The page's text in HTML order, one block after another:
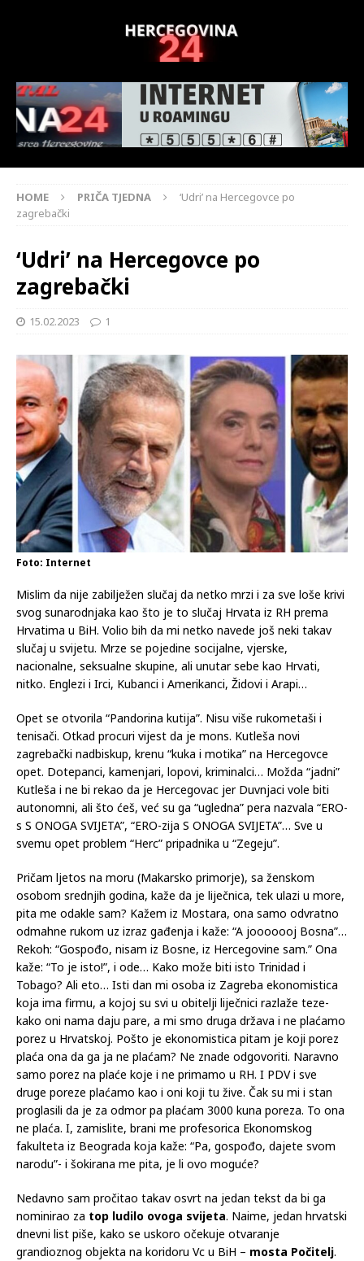
HOME PRIČA TJEDNA
‘Udri’ na Hercegovce po
zagrebački
‘Udri’ na Hercegovce po
zagrebački
15.02.2023 1
Foto: Internet
Mislim da nije zabilježen slučaj da netko mrzi i za sve loše krivi
svog sunarodnjaka kao što je to slučaj Hrvata iz RH prema
Hrvatima u BiH. Volio bih da mi netko navede još neki takav
slučaj u svijetu. Mrze se pojedine socijalne, vjerske,
nacionalne, seksualne skupine, ali unutar sebe kao Hrvati,
nitko. Englezi i Irci, Kubanci i Amerikanci, Židovi i Arapi…
Opet se otvorila “Pandorina kutija”. Nisu više rukometaši i
tenisači. Otkad procuri vijest da je mons. Kutleša novi
zagrebački nadbiskup, krenu “kuka i motika” na Hercegovce
opet. Dotepanci, kamenjari, lopovi, kriminalci… Možda “jadni”
Kutleša i ne bi rekao da je Hercegovac jer Duvnjaci vole biti
autonomni, ali što ćeš, već su ga “ugledna” pera nazvala “ERO-
s S ONOGA SVIJETA”, “ERO-zija S ONOGA SVIJETA”… Sve u
svemu opet problem “Herc” pripadnika u “Zegeju”.
Pričam ljetos na moru (Makarsko primorje), sa ženskom
osobom srednjih godina, kaže da je liječnica, tek ulazi u more,
pita me odakle sam? Kažem iz Mostara, ona samo odvratno
odmahne rukom uz izraz gađenja i kaže: “A jooooooj Bosna”…
Rekoh: “Gospođo, nisam iz Bosne, iz Hercegovine sam.” Ona
kaže: “To je isto!”, i ode… Kako može biti isto Trinidad i
Tobago? Ali eto… Isti dan mi osoba iz Zagreba ekonomistica
koja ima firmu, a kojoj su svi u obitelji liječnici razlaže teze-
kako oni nama daju pare, a mi smo druga država i ne plaćamo
porez u Hrvatskoj. Pošto je ekonomistica pitam je koji porez
plaća ona da ga ja ne plaćam? Ne znade odgovoriti. Naravno
samo porez na plaće koje i ne primamo u RH. I PDV i sve
druge poreze plaćamo kao i oni koji tu žive. Čak su mi i stan
proglasili da je za odmor pa plaćam 3000 kuna poreza. To ona
ne plaća. I, zamislite, brani me profesorica Ekonomskog
fakulteta iz Beograda koja kaže: “Pa, gospođo, dajete svom
narodu”- i šokirana me pita, je li ovo moguće?
Nedavno sam pročitao takav osvrt na jedan tekst da bi ga
nominirao za top ludilo ovoga svijeta. Naime, jedan hrvatski
dnevni list piše, kako se uskoro očekuje otvaranje
grandioznog objekta na koridoru Vc u BiH – mosta Počitelj.